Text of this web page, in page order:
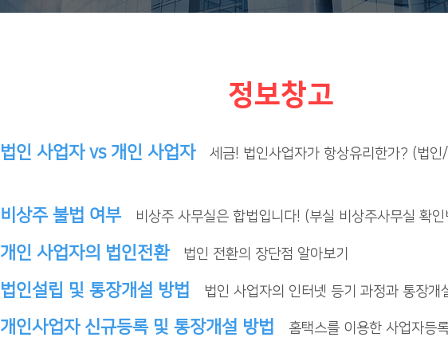
정보창고
법인 사업자 vs 개인 사업자 세금! 법인사업자가 항상유리한가? (법인
비상주 불법 여부 비상주 사무실은 합법입니다! (부실 비상주사무실 확인
개인 사업자의 법인전환 법인 전환의 장단점 알아보기
법인설립 및 통장개설 방법 법인 사업자의 인터넷 등기 과정과 통장개
개인사업자 신규등록 및 통장개설 방법 홈택스를 이용한 사업자등